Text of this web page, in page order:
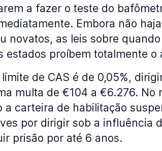
a fazer o teste do
Embora não
novatos, as leis sobre
estados proíbem totalmente o
de CAS é de 0,05%,
multa de €104 a €6.276. No
a carteira de habilitação
por dirigir sob a influência
prisão por até 6 anos.